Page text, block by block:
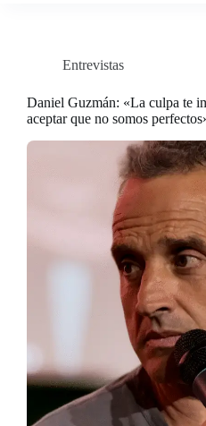
Entrevistas
Daniel Guzmán: «La culpa te
aceptar que no somos